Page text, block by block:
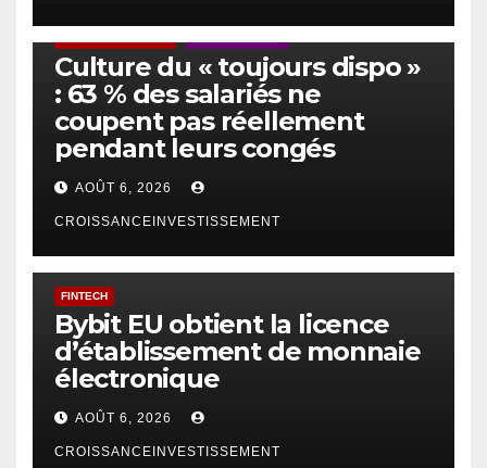
Culture du « toujours dispo »
: 63 % des salariés ne
coupent pas réellement
pendant leurs congés
AOÛT 6, 2026
CROISSANCEINVESTISSEMENT
FINTECH
Bybit EU obtient la licence
d’établissement de monnaie
électronique
AOÛT 6, 2026
CROISSANCEINVESTISSEMENT